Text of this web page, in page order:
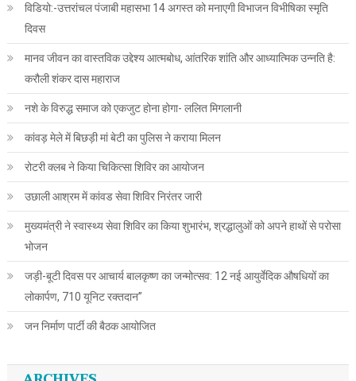
विडियो:-उत्तरांचल पंजाबी महासभा 14 अगस्त को मनाएगी विभाजन विभीषिका स्मृति
दिवस
मानव जीवन का वास्तविक उद्देश्य आत्मबोध, आंतरिक शांति और आध्यात्मिक उन्नति है:
करौली शंकर दास महाराज
नशे के विरुद्ध समाज को एकजुट होना होगा- ललित मिगलानी
कांवड़ मेले में बिछड़ी मां बेटी का पुलिस ने कराया मिलन
रोटरी क्लब ने किया चिकित्सा शिविर का आयोजन
उछाली आश्रम में कांवड सेवा शिविर निरंतर जारी
मुख्यमंत्री ने स्वास्थ्य सेवा शिविर का किया शुभारंभ, श्रद्धालुओं को अपने हाथों से परोसा
भोजन
जड़ी-बूटी दिवस पर आचार्य बालकृष्ण का जन्मोत्सव: 12 नई आयुर्वेदिक औषधियों का
लोकार्पण, 710 यूनिट रक्तदान”
जन निर्माण पार्टी की बैठक आयोजित